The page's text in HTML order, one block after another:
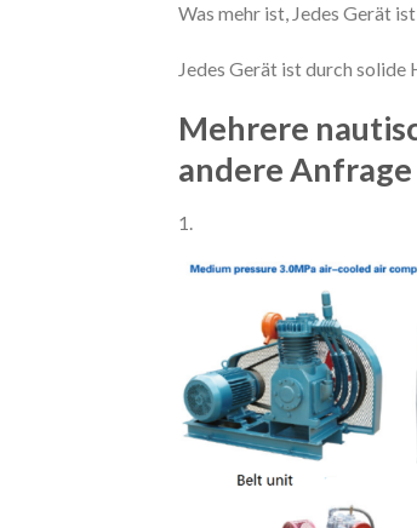
Was mehr ist, Jedes Gerät
Jedes Gerät ist durch
Mehrere
andere
1.